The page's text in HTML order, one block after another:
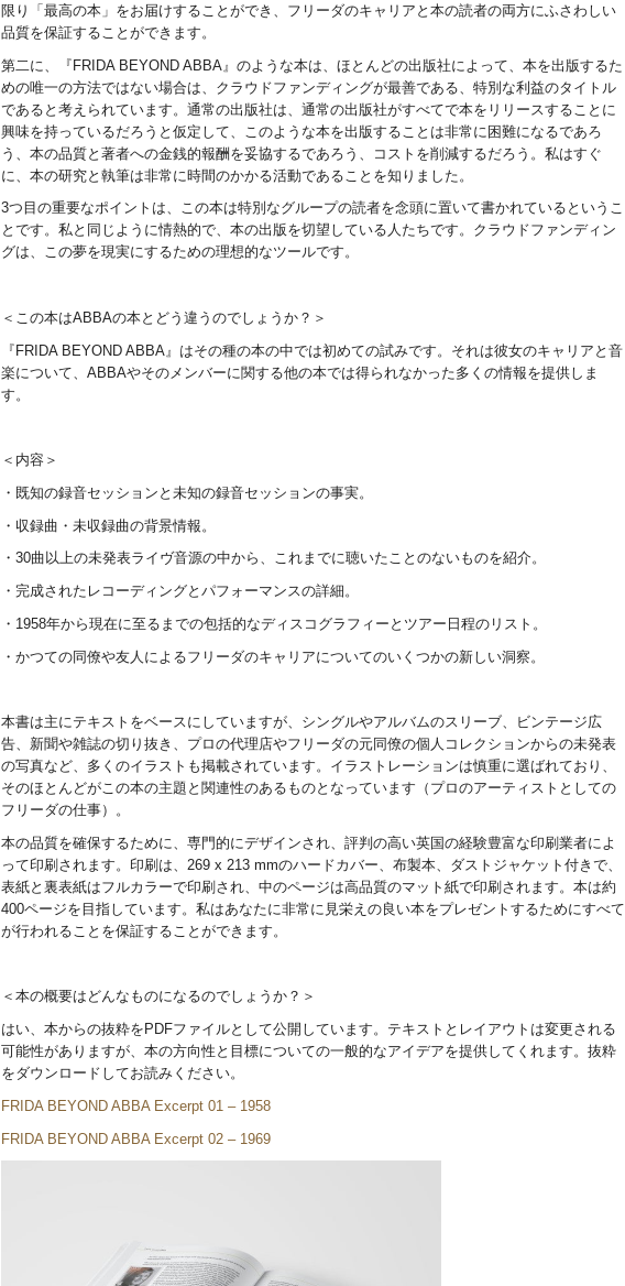
限り「最高の本」をお届けすることができ、フリーダのキャリアと本の読者の両方にふさわしい
品質を保証することができます。
第二に、『FRIDA BEYOND ABBA』のような本は、ほとんどの出版社によって、本を出版するた
めの唯一の方法ではない場合は、クラウドファンディングが最善である、特別な利益のタイトル
であると考えられています。通常の出版社は、通常の出版社がすべてで本をリリースすることに
興味を持っているだろうと仮定して、このような本を出版することは非常に困難になるであろ
う、本の品質と著者への金銭的報酬を妥協するであろう、コストを削減するだろう。私はすぐ
に、本の研究と執筆は非常に時間のかかる活動であることを知りました。
3つ目の重要なポイントは、この本は特別なグループの読者を念頭に置いて書かれているというこ
とです。私と同じように情熱的で、本の出版を切望している人たちです。クラウドファンディン
グは、この夢を現実にするための理想的なツールです。
＜この本はABBAの本とどう違うのでしょうか？＞
『FRIDA BEYOND ABBA』はその種の本の中では初めての試みです。それは彼女のキャリアと音
楽について、ABBAやそのメンバーに関する他の本では得られなかった多くの情報を提供しま
す。
＜内容＞
・既知の録音セッションと未知の録音セッションの事実。
・収録曲・未収録曲の背景情報。
・30曲以上の未発表ライヴ音源の中から、これまでに聴いたことのないものを紹介。
・完成されたレコーディングとパフォーマンスの詳細。
・1958年から現在に至るまでの包括的なディスコグラフィーとツアー日程のリスト。
・かつての同僚や友人によるフリーダのキャリアについてのいくつかの新しい洞察。
本書は主にテキストをベースにしていますが、シングルやアルバムのスリーブ、ビンテージ広
告、新聞や雑誌の切り抜き、プロの代理店やフリーダの元同僚の個人コレクションからの未発表
の写真など、多くのイラストも掲載されています。イラストレーションは慎重に選ばれており、
そのほとんどがこの本の主題と関連性のあるものとなっています（プロのアーティストとしての
フリーダの仕事）。
本の品質を確保するために、専門的にデザインされ、評判の高い英国の経験豊富な印刷業者によ
って印刷されます。印刷は、269 x 213 mmのハードカバー、布製本、ダストジャケット付きで、
表紙と裏表紙はフルカラーで印刷され、中のページは高品質のマット紙で印刷されます。本は約
400ページを目指しています。私はあなたに非常に見栄えの良い本をプレゼントするためにすべて
が行われることを保証することができます。
＜本の概要はどんなものになるのでしょうか？＞
はい、本からの抜粋をPDFファイルとして公開しています。テキストとレイアウトは変更される
可能性がありますが、本の方向性と目標についての一般的なアイデアを提供してくれます。抜粋
をダウンロードしてお読みください。
FRIDA BEYOND ABBA Excerpt 01 – 1958
FRIDA BEYOND ABBA Excerpt 02 – 1969